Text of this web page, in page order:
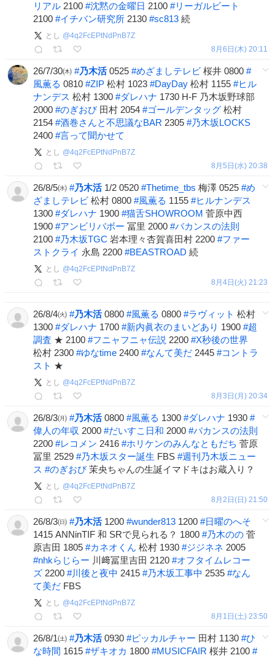
リアル 2100 #沈黙の金曜日 2100 #リーガルビート
2100 #イチバン研究所 2130 #sc813 続
とし @4q2FcEPtNdPnB7Z
8月6日(木) 20:11
26/7/30㈭ #乃木活0525 #めざましテレビ 桜井 0800 #
風薫る 0810 #ZIP 松村 1023 #DayDay 松村 1155 #ヒル
ナンデス 松村 1300 #ダレハナ 1730 H-F 乃木坂野球部
2000 #のぎおび田村 2054 #ゴールデンタッグ 松村
2154 #酒巻さんと不思議なBAR 2305 #乃木坂LOCKS
2400 #言って聞かせて
とし @4q2FcEPtNdPnB7Z
8月5日(水) 20:38
26/8/5㈬ #乃木活1/2 0520 #Thetime_tbs 梅澤 0525 #め
ざましテレビ 松村 0800 #風薫る 1155 #ヒルナンデス
1300 #ダレハナ 1900 #猫舌SHOWROOM 菅原中西
1900 #アンビリバボー 冨里 2000 #バカンスの法則
2100 #乃木坂TGC 岩本理々杏賀喜田村 2200 #ファー
ストクライ 永島 2200 #BEASTROAD 続
とし @4q2FcEPtNdPnB7Z
8月4日(火) 21:23
26/8/4㈫ #乃木活0800 #風薫る 0800 #ラヴィット 松村
1300 #ダレハナ 1700 #新内眞衣のまいどあり 1900 #超
調査 ★ 2100 #フニャフニャ伝説 2200 #X秒後の世界
松村 2300 #ゆなtime 2400 #なんて美だ 2445 #コントラ
スト ★
とし @4q2FcEPtNdPnB7Z
8月3日(月) 20:34
26/8/3㈪ #乃木活0800 #風薫る 1300 #ダレハナ 1930 #
偉人の年収 2000 #だいすこ日和 2000 #バカンスの法則
2200 #レコメン 2416 #ホリケンのみんなともだち 菅原
冨里 2529 #乃木坂スター誕生 FBS #週刊乃木坂ニュー
ス #のぎおび茉央ちゃんの生誕イマドキはお蔵入り？
とし @4q2FcEPtNdPnB7Z
8月2日(日) 21:50
26/8/3㈰ #乃木活1200 #wunder813 1200 #日曜のへそ
1415 ANNinTIF 和 SRで見られる？ 1800 #乃木のの 菅
原吉田 1805 #カネオくん 松村 1930 #ジジネネ 2005
#nhkらじらー 川﨑冨里吉田 2120 #オフタイムレコー
ズ 2200 #川後と夜中 2415 #乃木坂工事中 2535 #なん
て美だ FBS
とし @4q2FcEPtNdPnB7Z
8月1日(土) 23:50
26/8/1㈯ #乃木活0930 #ピッカルチャー 田村 1130 #ひ
な時間 1615 #ザキオカ 1800 #MUSICFAIR 桜井 2100 #